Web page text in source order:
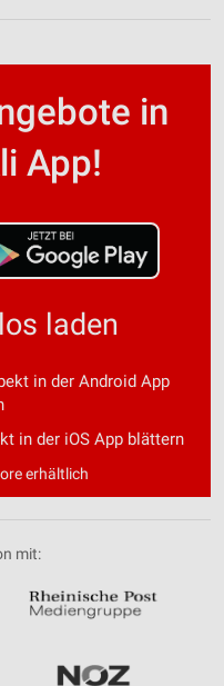
in
App!
laden
in der Android App
in der iOS App blättern
erhältlich
mit: